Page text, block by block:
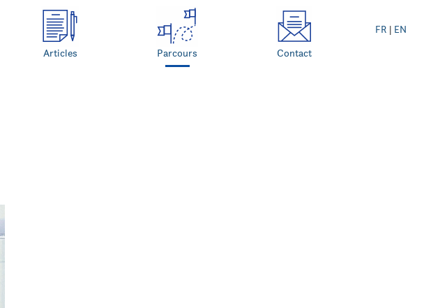
Articles Parcours Contact
FR | EN